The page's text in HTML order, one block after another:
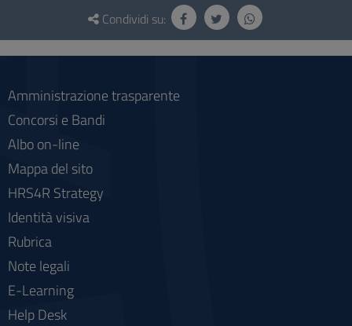
social
Condividi su:
Amministrazione trasparente
Concorsi e Bandi
Albo on-line
Mappa del sito
HRS4R Strategy
Identità visiva
Rubrica
Note legali
E-Learning
Help Desk